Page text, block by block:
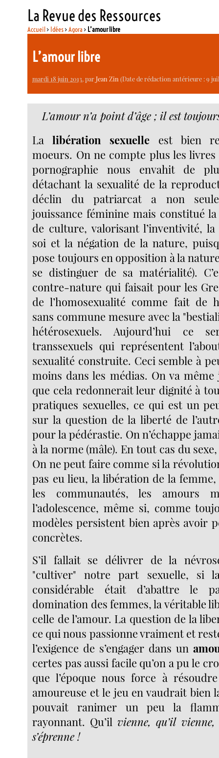
La Revue des Ressources
Accueil> Idées>Agora > L’amour libre
L’amour libre
mardi 18 juin 2013, parJean Zin (Date de rédaction antérieure : 9
L’amour n’a point d’âge ; il est
Lalibération sexuelle est bien
moeurs. On ne compte plus les
pornographie nous envahit de
détachant la sexualité de la
déclin du patriarcat a non
jouissance féminine mais constitué
de culture, valorisant l’inventivité,
soi et la négation de la nature,
pose toujours en opposition à la
se distinguer de sa matérialité).
contre-nature qui faisait pour les
de l’homosexualité comme fait de
sans commune mesure avec la
hétérosexuels. Aujourd’hui ce
transsexuels qui représentent
sexualité construite. Ceci semble à
moins dans les médias. On va même
que cela redonnerait leur dignité à
pratiques sexuelles, ce qui est un
sur la question de la liberté de
pour la pédérastie. On n’échappe
à la norme (mâle). En tout cas du
On ne peut faire comme si la
pas eu lieu, la libération de la femme,
les communautés, les amours
l’adolescence, même si, comme
modèles persistent bien après avoir
concrètes.
S’il fallait se délivrer de la
"cultiver" notre part sexuelle, si
considérable était d’abattre le
domination des femmes, la véritable
celle de l’amour. La question de la
ce qui nous passionne vraiment et
l’exigence de s’engager dans un
certes pas aussi facile qu’on a pu le
que l’époque nous force à
amoureuse et le jeu en vaudrait bien
pouvait ranimer un peu la
rayonnant. Qu’il vienne, qu’il
s’éprenne !